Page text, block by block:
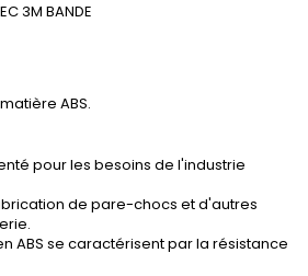
3M BANDE
ABS.
pour les besoins de l'industrie
de pare-chocs et d'autres
ABS se caractérisent par la résistance